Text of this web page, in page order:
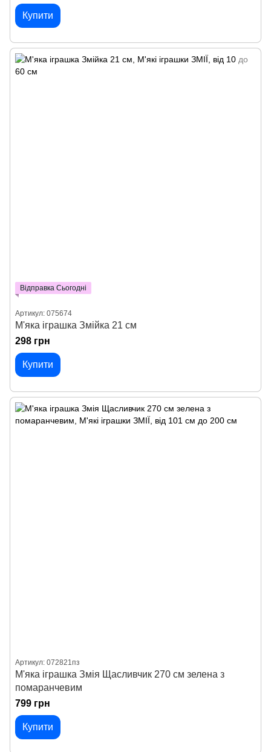
Купити
Відправка Сьогодні
Артикул: 075674
М'яка іграшка Змійка 21 см
298 грн
Купити
Артикул: 072821пз
М'яка іграшка Змія Щасливчик 270 см зелена з
помаранчевим
799 грн
Купити